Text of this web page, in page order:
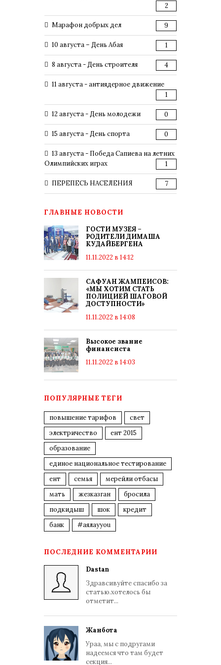
2
Марафон добрых дел 9
10 августа – День Абая 1
8 августа - День строителя 4
11 августа - антиядерное движение
1
12 августа - День молодежи 0
15 августа - День спорта 0
13 августа - Победа Сапиева на летних
Олимпийских играх
1
ПЕРЕПЕСЬ НАСЕЛЕНИЯ 7
ГЛАВНЫЕ НОВОСТИ
ГОСТИ МУЗЕЯ –
РОДИТЕЛИ ДИМАША
КУДАЙБЕРГЕНА
11.11.2022 в 14:12
САФУАН ЖАМПЕИСОВ:
«МЫ ХОТИМ СТАТЬ
ПОЛИЦИЕЙ ШАГОВОЙ
ДОСТУПНОСТИ»
11.11.2022 в 14:08
Высокое звание
финансиста
11.11.2022 в 14:03
ПОПУЛЯРНЫЕ ТЕГИ
повышение тарифов
свет
электричество
ент 2015
образование
единое национальное тестирование
ент
семья
мерейли отбасы
мать
жезказган
бросила
подкидыш
шок
кредит
банк
#аялауyou
ПОСЛЕДНИЕ КОММЕНТАРИИ
Dastan
Здравсивуйте спасибо за
статью.хотелось бы
отметит...
Жанбота
Ураа, мы с подругами
надеемся что там будет
секция...